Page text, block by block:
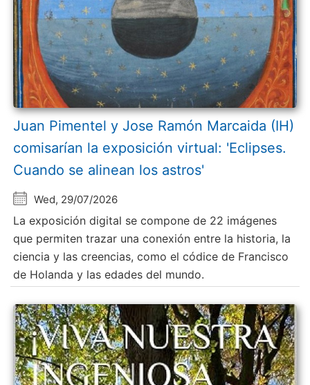
Juan Pimentel y Jose Ramón Marcaida (IH)
comisarían la exposición virtual: 'Eclipses.
Cuando se alinean los astros'
Wed, 29/07/2026
La exposición digital se compone de 22 imágenes
que permiten trazar una conexión entre la historia, la
ciencia y las creencias, como el códice de Francisco
de Holanda y las edades del mundo.